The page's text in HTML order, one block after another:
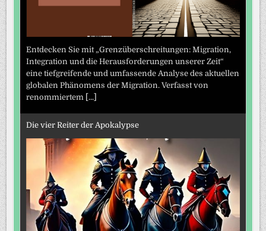
Entdecken Sie mit „Grenzüberschreitungen: Migration,
Integration und die Herausforderungen unserer Zeit“
eine tiefgreifende und umfassende Analyse des aktuellen
globalen Phänomens der Migration. Verfasst von
renommiertem [...]
Die vier Reiter der Apokalypse